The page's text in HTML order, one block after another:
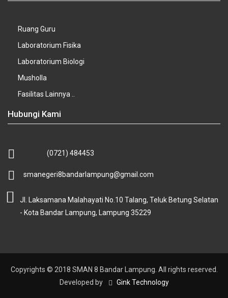
Ruang Guru
Laboratorium Fisika
Laboratorium Biologi
Musholla
Fasilitas Lainnya ..
Hubungi Kami
(0721) 484453
smanegeri8bandarlampung@gmail.com
Jl. Laksamana Malahayati No.10 Talang, Teluk Betung Selatan
- Kota Bandar Lampung, Lampung 35229
Copyrights © 2018 SMAN 8 Bandar Lampung. All rights reserved.
Developed by
Gink Technology